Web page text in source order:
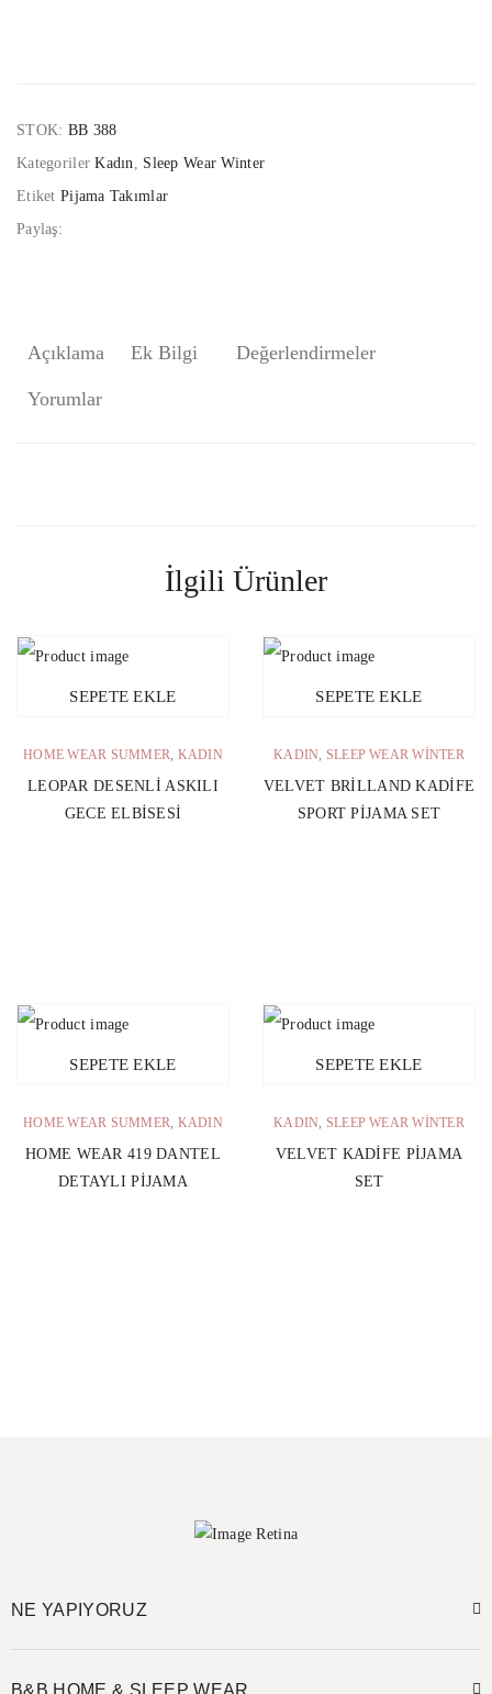
STOK: BB 388
KategorilerKadın, Sleep Wear Winter
Etiket Pijama Takımlar
Paylaş:
Açıklama Ek Bilgi Değerlendirmeler
Yorumlar
İlgili Ürünler
SEPETE EKLE
HOME WEAR SUMMER, KADIN
LEOPAR DESENLI ASKILI
GECE ELBISESI
SEPETE EKLE
KADIN, SLEEP WEAR WINTER
VELVET BRILLAND KADIFE
SPORT PIJAMA SET
SEPETE EKLE
HOME WEAR SUMMER, KADIN
HOME WEAR 419 DANTEL
DETAYLI PIJAMA
SEPETE EKLE
KADIN, SLEEP WEAR WINTER
VELVET KADIFE PIJAMA
SET
NE YAPIYORUZ